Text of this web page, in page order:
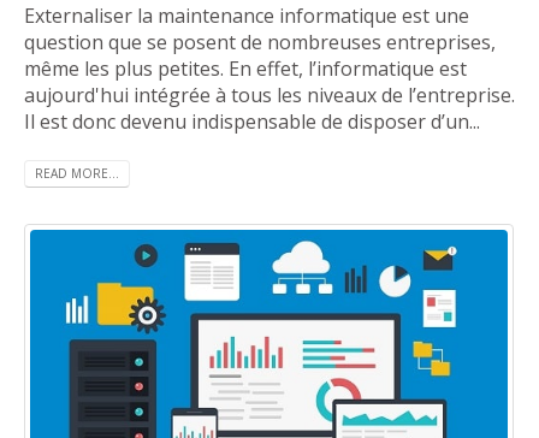
Externaliser la maintenance informatique est une
question que se posent de nombreuses entreprises,
même les plus petites. En effet, l’informatique est
aujourd'hui intégrée à tous les niveaux de l’entreprise.
Il est donc devenu indispensable de disposer d’un...
READ MORE...